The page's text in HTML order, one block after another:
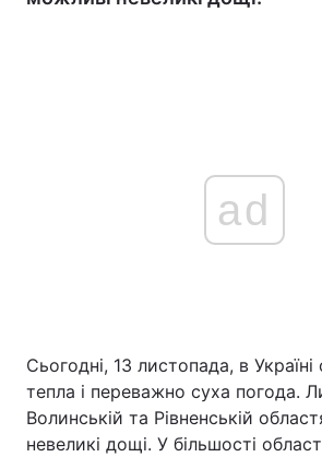
ad
Сьогодні, 13 листопада, в Україні
тепла і переважно суха погода.
Волинській та Рівненській
невеликі дощі. У більшості